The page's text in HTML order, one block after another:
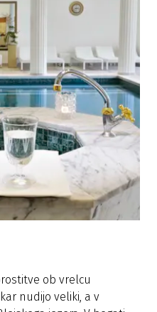
ob vrelcu
nudijo veliki, a v